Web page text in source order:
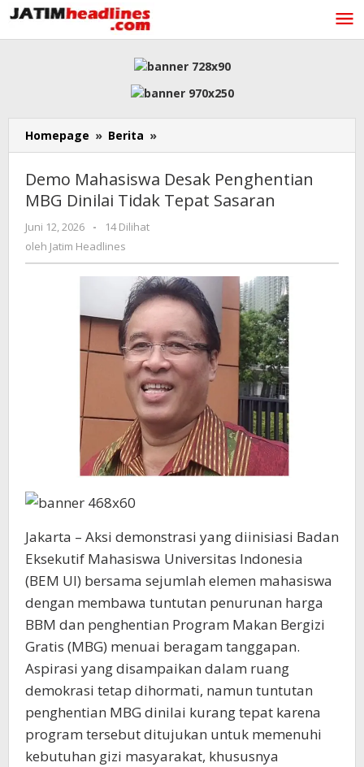
Lewati
ke
konten
Homepage » Berita »
Mahasiswa
Penghentian
MBG
Demo Mahasiswa Desak Penghentian
MBG Dinilai Tidak Tepat Sasaran
Juni 12, 2026
oleh
Jatim
-
14 Dilihat
oleh Jatim Headlines
Jakarta – Aksi demonstrasi yang diinisiasi Badan
Eksekutif Mahasiswa Universitas Indonesia
(BEM UI) bersama sejumlah elemen mahasiswa
dengan membawa tuntutan penurunan harga
BBM dan penghentian Program Makan Bergizi
Gratis (MBG) menuai beragam tanggapan.
Aspirasi yang disampaikan dalam ruang
demokrasi tetap dihormati, namun tuntutan
penghentian MBG dinilai kurang tepat karena
program tersebut ditujukan untuk memenuhi
kebutuhan gizi masyarakat, khususnya